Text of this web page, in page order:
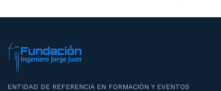
ENTIDAD DE REFERENCIA EN FORMACIÓN Y EVENTOS